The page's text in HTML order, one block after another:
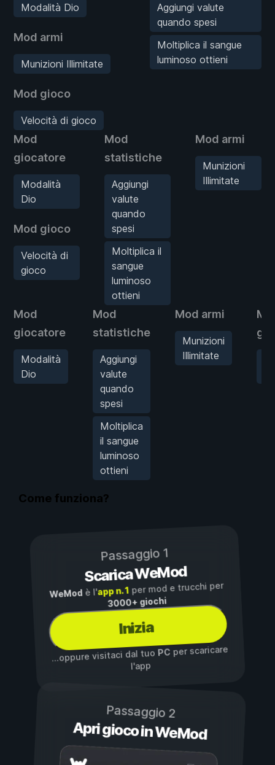
Modalità Dio
Mod armi
Munizioni Illimitate
Mod gioco
Velocità di gioco
Aggiungi valute
quando spesi
Moltiplica il sangue
luminoso ottieni
Mod
giocatore
Modalità
Dio
Mod gioco
Velocità di
gioco
Mod
statistiche
Aggiungi
valute
quando
spesi
Moltiplica il
sangue
luminoso
ottieni
Mod armi
Munizioni
Illimitate
Mod
giocatore
Modalità
Dio
Mod
statistiche
Aggiungi
valute
quando
spesi
Moltiplica
il sangue
luminoso
ottieni
Mod armi
Munizioni
Illimitate
Come funziona?
Passaggio 1
Scarica WeMod
WeMod è l'app n. 1per mod e trucchi per
3000+ giochi
Inizia
...oppure visitaci dal tuoPC per scaricare
l'app
Passaggio 2
Apri gioco in WeMod